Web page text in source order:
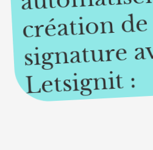
création
signature
Letsignit :